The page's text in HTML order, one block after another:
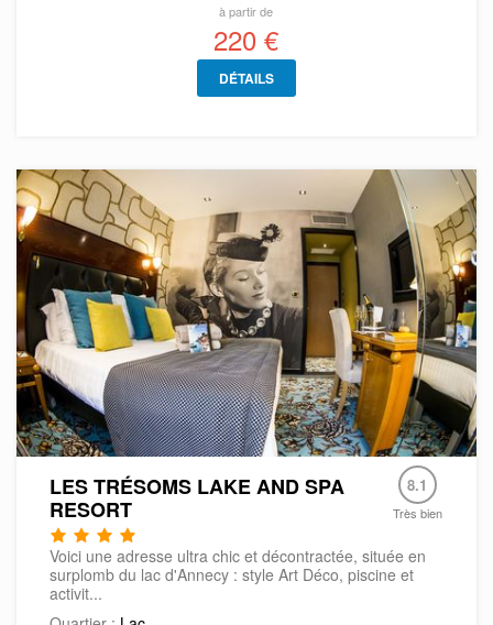
à partir de
220 €
DÉTAILS
LES TRÉSOMS LAKE AND SPA
RESORT
8.1
Très bien
Voici une adresse ultra chic et décontractée, située en
surplomb du lac d'Annecy : style Art Déco, piscine et
activit...